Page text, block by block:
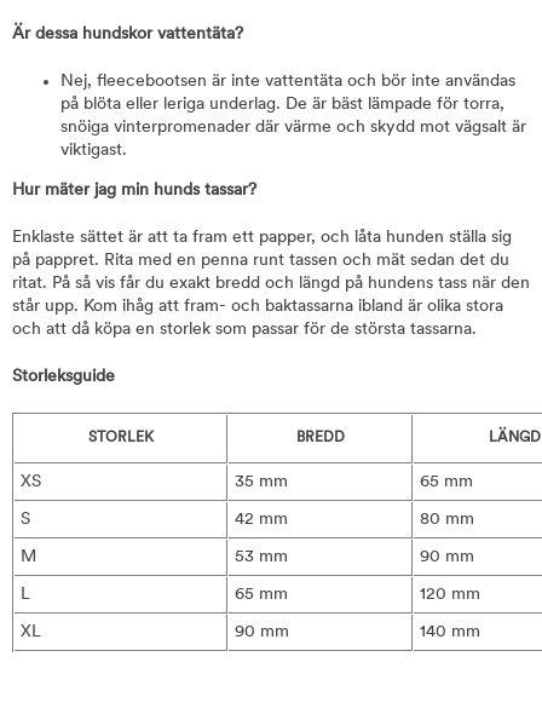
Är dessa hundskor vattentäta?
Nej, fleecebootsen är inte vattentäta och bör inte användas
på blöta eller leriga underlag. De är bäst lämpade för torra,
snöiga vinterpromenader där värme och skydd mot vägsalt är
viktigast.
Hur mäter jag min hunds tassar?
Enklaste sättet är att ta fram ett papper, och låta hunden ställa sig
på pappret. Rita med en penna runt tassen och mät sedan det du
ritat. På så vis får du exakt bredd och längd på hundens tass när den
står upp. Kom ihåg att fram- och baktassarna ibland är olika stora
och att då köpa en storlek som passar för de största tassarna.
Storleksguide
STORLEK BREDD LÄNGD
XS 35 mm 65 mm
S 42 mm 80 mm
M 53 mm 90 mm
L 65 mm 120 mm
XL 90 mm 140 mm